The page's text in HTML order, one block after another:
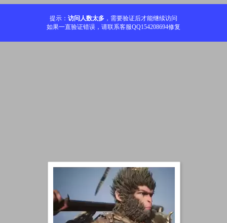
提示： 访问人数太多 ，需要验证后才能继续访问
如果一直验证错误，请联系客服QQ154208694修复
加载中